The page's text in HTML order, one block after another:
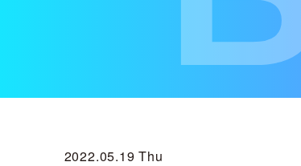
2022.05.19 Thu